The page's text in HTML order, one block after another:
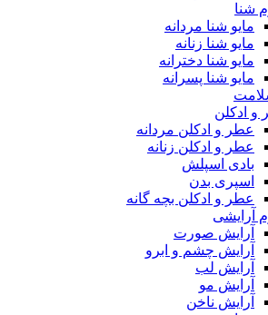
شنا
مایو شنا مردانه
مایو شنا زنانه
مایو شنا دخترانه
مایو شنا پسرانه
و ادکلن
عطر و ادکلن مردانه
عطر و ادکلن زنانه
بادی اسپلش
اسپری بدن
عطر و ادکلن بچه گانه
آرایشی
آرایش صورت
آرایش چشم و ابرو
آرایش لب
آرایش مو
آرایش ناخن